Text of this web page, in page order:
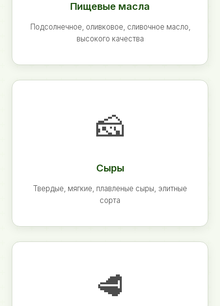
Пищевые масла
Подсолнечное, оливковое, сливочное масло,
высокого качества
🧀
Сыры
Твердые, мягкие, плавленые сыры, элитные
сорта
🥩